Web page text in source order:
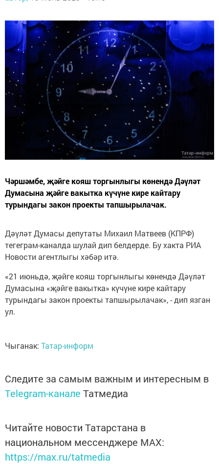
Чәршәмбе, җәйге кояш торгынлыгы көнендә Дәүләт
Думасына җәйге вакытка күчүне кире кайтару
турындагы закон проекты тапшырылачак.
Дәүләт Думасы депутаты Михаил Матвеев (КПРФ)
тегеграм-каналда шулай дип белдерде. Бу хакта РИА
Новости агентлыгы хәбәр итә.
«21 июньдә, җәйге кояш торгынлыгы көнендә Дәүләт
Думасына «җәйге вакытка» күчүне кире кайтару
турындагы закон проекты тапшырылачак», - дип язган
ул.
Чыганак: Татар-информ
Следите за самым важным и интересным в
Telegram-канале Татмедиа
Читайте новости Татарстана в
национальном мессенджере MАХ:
https://max.ru/tatmedia